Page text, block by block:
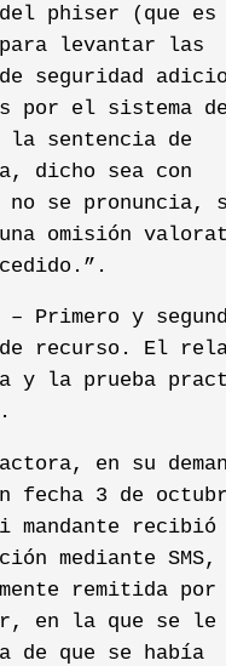
phiser (que es
levantar las
seguridad
por el sistema
la sentencia de
dicho sea con
no se pronuncia,
omisión
– Primero y
recurso. El
y la prueba
en su
fecha 3 de
mandante recibió
mediante SMS,
remitida por
en la que se le
de que se había